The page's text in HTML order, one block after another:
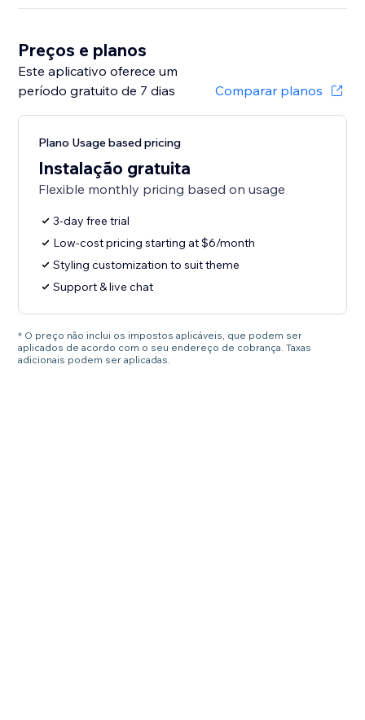
Preços e planos
Este aplicativo oferece um
período gratuito de 7 dias
Comparar planos
Plano Usage based pricing
Instalação gratuita
Flexible monthly pricing based on usage
3-day free trial
Low-cost pricing starting at $6/month
Styling customization to suit theme
Support & live chat
* O preço não inclui os impostos aplicáveis, que podem ser
aplicados de acordo com o seu endereço de cobrança. Taxas
adicionais podem ser aplicadas.